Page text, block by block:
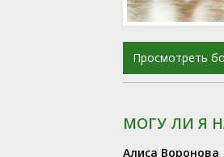
Просмотреть
МОГУ ЛИ Я
Алиса Воронова